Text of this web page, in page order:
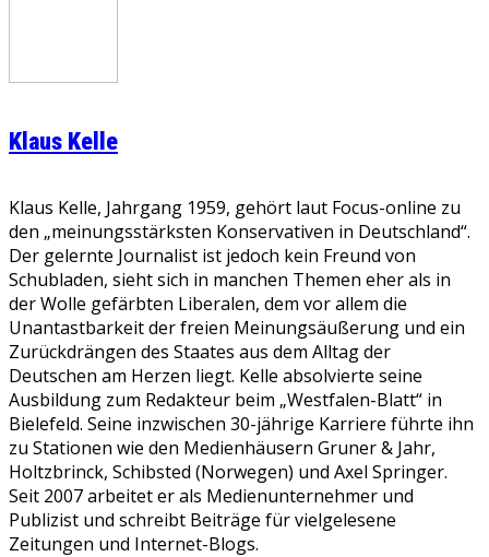
Klaus Kelle
Klaus Kelle, Jahrgang 1959, gehört laut Focus-online zu
den „meinungsstärksten Konservativen in Deutschland“.
Der gelernte Journalist ist jedoch kein Freund von
Schubladen, sieht sich in manchen Themen eher als in
der Wolle gefärbten Liberalen, dem vor allem die
Unantastbarkeit der freien Meinungsäußerung und ein
Zurückdrängen des Staates aus dem Alltag der
Deutschen am Herzen liegt. Kelle absolvierte seine
Ausbildung zum Redakteur beim „Westfalen-Blatt“ in
Bielefeld. Seine inzwischen 30-jährige Karriere führte ihn
zu Stationen wie den Medienhäusern Gruner & Jahr,
Holtzbrinck, Schibsted (Norwegen) und Axel Springer.
Seit 2007 arbeitet er als Medienunternehmer und
Publizist und schreibt Beiträge für vielgelesene
Zeitungen und Internet-Blogs.